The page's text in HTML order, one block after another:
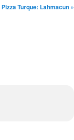
Pizza Turque: Lahmacun »